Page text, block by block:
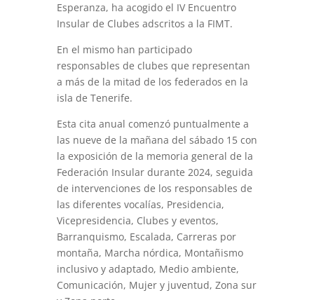
Esperanza, ha acogido el IV Encuentro
Insular de Clubes adscritos a la FIMT.
En el mismo han participado
responsables de clubes que representan
a más de la mitad de los federados en la
isla de Tenerife.
Esta cita anual comenzó puntualmente a
las nueve de la mañana del sábado 15 con
la exposición de la memoria general de la
Federación Insular durante 2024, seguida
de intervenciones de los responsables de
las diferentes vocalías, Presidencia,
Vicepresidencia, Clubes y eventos,
Barranquismo, Escalada, Carreras por
montaña, Marcha nórdica, Montañismo
inclusivo y adaptado, Medio ambiente,
Comunicación, Mujer y juventud, Zona sur